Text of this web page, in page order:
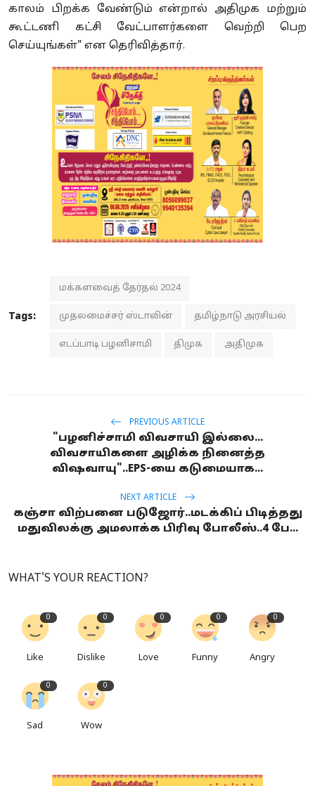
காலம் பிறக்க வேண்டும் என்றால் அதிமுக மற்றும்
கூட்டணி கட்சி வேட்பாளர்களை வெற்றி பெற
செய்யுங்கள்" என தெரிவித்தார்.
Tags:
மக்களவைத் தேர்தல் 2024
முதலமைச்சர் ஸ்டாலின் தமிழ்நாடு அரசியல்
எடப்பாடி பழனிசாமி திமுக அதிமுக
PREVIOUS ARTICLE
"பழனிச்சாமி விவசாயி இல்லை...
விவசாயிகளை அழிக்க நினைத்த
விஷவாயு"..EPS-யை கடுமையாக...
NEXT ARTICLE
கஞ்சா விற்பனை படுஜோர்..மடக்கிப் பிடித்தது
மதுவிலக்கு அமலாக்க பிரிவு போலீஸ்..4 பே...
WHAT'S YOUR REACTION?
0
Like
0
Dislike
0
Love
0
Funny
0
Angry
0
Sad
0
Wow